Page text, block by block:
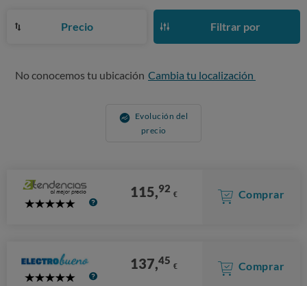
Precio Filtrar por
No conocemos tu ubicación Cambia tu localización
Evolución del
precio
5
115,92 € Comprar
5
137,45 € Comprar